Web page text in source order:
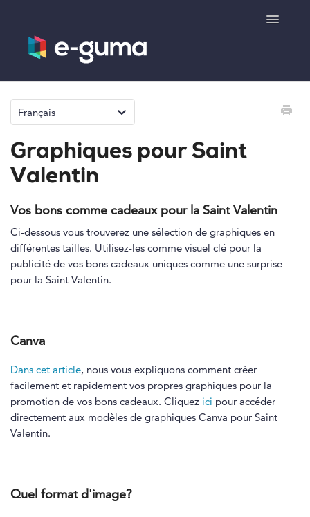
Toggle
Généralités
Boutique de produits
e-surprise
Français
Graphiques pour Saint
Valentin
Vos bons comme cadeaux pour la Saint Valentin
Ci-dessous vous trouverez une sélection de graphiques en
différentes tailles. Utilisez-les comme visuel clé pour la
publicité de vos bons cadeaux uniques comme une surprise
pour la Saint Valentin.
Canva
Dans cet article, nous vous expliquons comment créer
facilement et rapidement vos propres graphiques pour la
promotion de vos bons cadeaux. Cliquez ici pour accéder
directement aux modèles de graphiques Canva pour Saint
Valentin.
Quel format d'image?